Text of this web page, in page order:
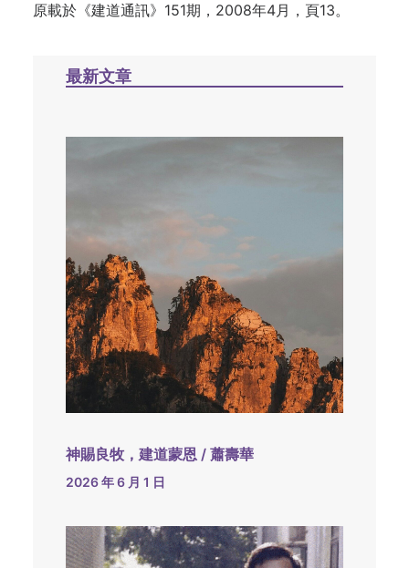
原載於《建道通訊》151期，2008年4月，頁13。
最新文章
神賜良牧，建道蒙恩 / 蕭壽華
2026 年 6 月 1 日